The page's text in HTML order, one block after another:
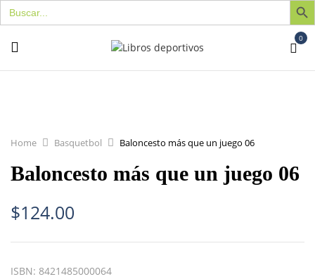
Buscar:
0
Home Basquetbol Baloncesto más que un juego 06
Baloncesto más que un juego 06
$124.00
ISBN: 8421485000064